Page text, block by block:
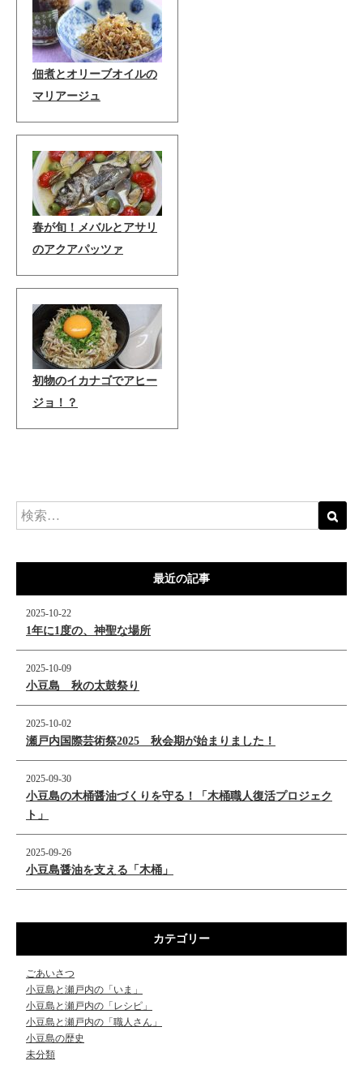
佃煮とオリーブオイルの
マリアージュ
春が旬！メバルとアサリ
のアクアパッツァ
初物のイカナゴでアヒー
ジョ！？
最近の記事
2025-10-22
1年に1度の、神聖な場所
2025-10-09
小豆島 秋の太鼓祭り
2025-10-02
瀬戸内国際芸術祭2025 秋会期が始まりました！
2025-09-30
小豆島の木桶醤油づくりを守る！「木桶職人復活プロジェク
ト」
2025-09-26
小豆島醤油を支える「木桶」
カテゴリー
ごあいさつ
小豆島と瀬戸内の「いま」
小豆島と瀬戸内の「レシピ」
小豆島と瀬戸内の「職人さん」
小豆島の歴史
未分類